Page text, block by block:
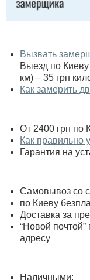
Вызвать
Выезд по
км) – 35 грн
Как замерить
От 2400 грн по
Как правильно
Гарантия на
Самовывоз со
по Киеву
Доставка за
“Новой
адресу
Наличными;